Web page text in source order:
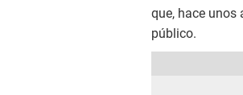
que, hace unos
público.